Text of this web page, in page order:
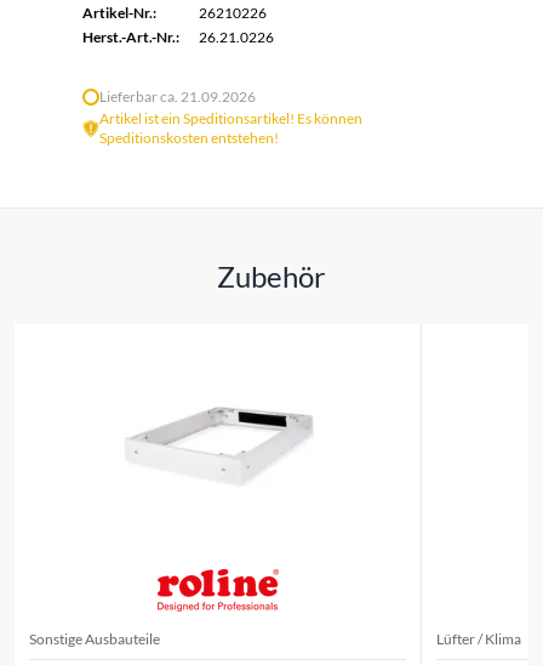
Artikel-Nr.:
26210226
Herst.-Art.-Nr.:
26.21.0226
Lieferbar ca. 21.09.2026
Artikel ist ein Speditionsartikel! Es können
Speditionskosten entstehen!
Zubehör
Sonstige Ausbauteile Lüfter / Klima